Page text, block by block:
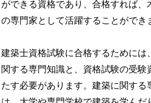
ができる資格であり、合格すれば、
の専門家として活躍することができ
建築士資格試験に合格するためには
関する専門知識と、資格試験の受験
たす必要があります。建築に関する